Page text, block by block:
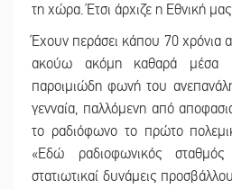
τη χώρα. Έτσι άρχιζε η Εθνική
Έχουν περάσει κάπου 70 χρόνια
ακούω ακόμη καθαρά μέσα
παροιμιώδη φωνή του
γενναία, παλλόμενη από
το ραδιόφωνο το πρώτο
«Εδώ ραδιοφωνικός
στατιωτικαί δυνάμεις